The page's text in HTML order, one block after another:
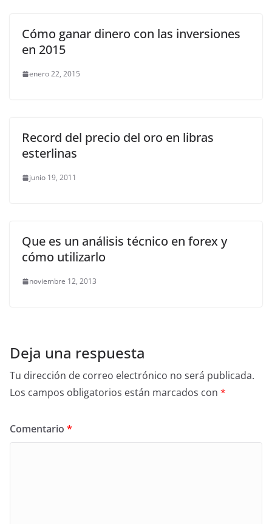
Cómo ganar dinero con las inversiones
en 2015
enero 22, 2015
Record del precio del oro en libras
esterlinas
junio 19, 2011
Que es un análisis técnico en forex y
cómo utilizarlo
noviembre 12, 2013
Deja una respuesta
Tu dirección de correo electrónico no será publicada.
Los campos obligatorios están marcados con *
Comentario *